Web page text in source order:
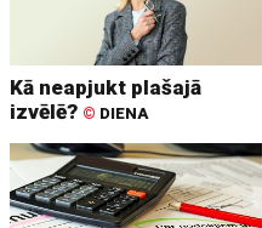
Kā neapjukt plašajā
izvēlē? © DIENA